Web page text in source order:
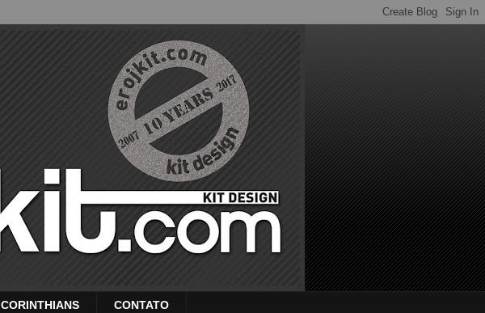
CORINTHIANS CONTATO